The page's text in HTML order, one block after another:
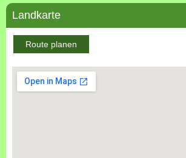
Terminvereinbarung
Landkarte
Route planen